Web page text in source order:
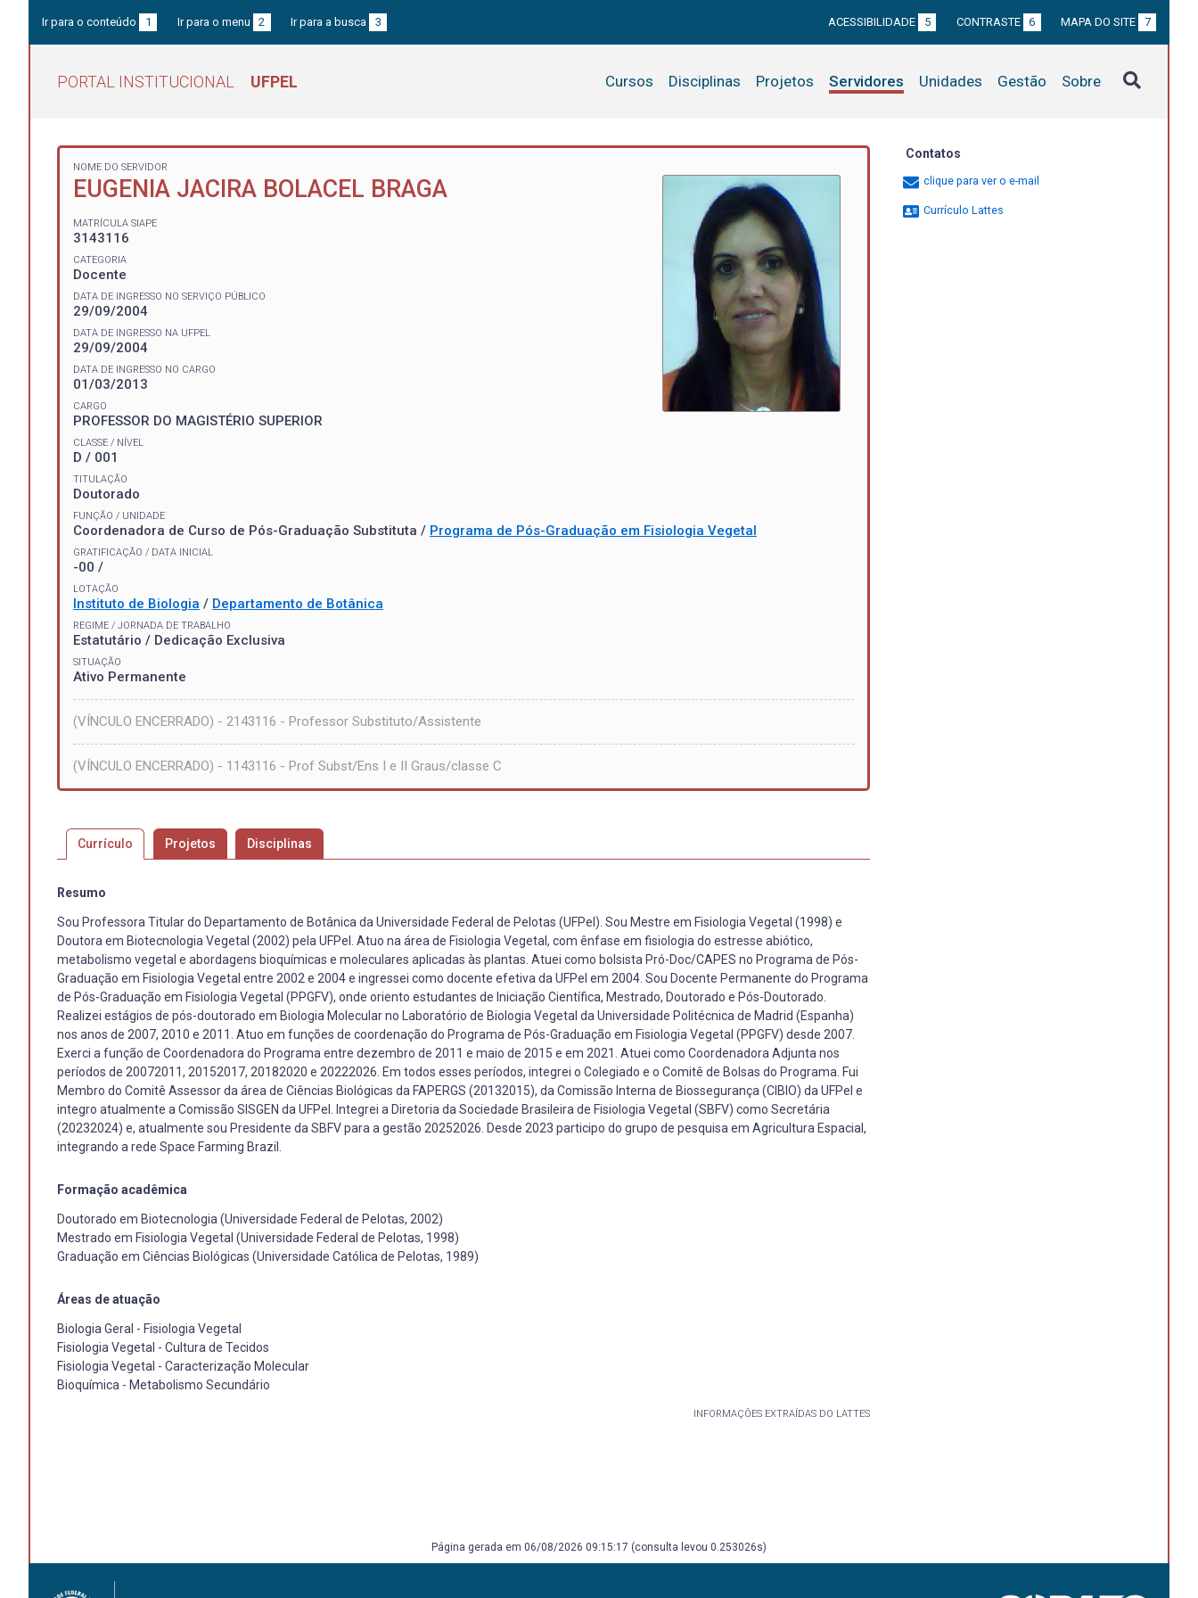
Ir para o conteúdo 1 Ir para o menu 2 Ir para a busca 3 ACESSIBILIDADE 5 CONTRASTE 6 MAPA DO SITE 7
PORTAL INSTITUCIONAL UFPEL Cursos Disciplinas Projetos Servidores Unidades Gestão Sobre
NOME DO SERVIDOR
EUGENIA JACIRA BOLACEL BRAGA
MATRÍCULA SIAPE
3143116
CATEGORIA
Docente
DATA DE INGRESSO NO SERVIÇO PÚBLICO
29/09/2004
DATA DE INGRESSO NA UFPEL
29/09/2004
DATA DE INGRESSO NO CARGO
01/03/2013
CARGO
PROFESSOR DO MAGISTÉRIO SUPERIOR
CLASSE / NÍVEL
D / 001
TITULAÇÃO
Doutorado
FUNÇÃO / UNIDADE
Coordenadora de Curso de Pós-Graduação Substituta / Programa de Pós-Graduação em Fisiologia Vegetal
GRATIFICAÇÃO / DATA INICIAL
-00 /
LOTAÇÃO
Instituto de Biologia / Departamento de Botânica
REGIME / JORNADA DE TRABALHO
Estatutário / Dedicação Exclusiva
SITUAÇÃO
Ativo Permanente
(VÍNCULO ENCERRADO) - 2143116 - Professor Substituto/Assistente
(VÍNCULO ENCERRADO) - 1143116 - Prof Subst/Ens I e II Graus/classe C
Currículo Projetos Disciplinas
Resumo
Sou Professora Titular do Departamento de Botânica da Universidade Federal de Pelotas (UFPel). Sou Mestre em Fisiologia Vegetal (1998) e
Doutora em Biotecnologia Vegetal (2002) pela UFPel. Atuo na área de Fisiologia Vegetal, com ênfase em fisiologia do estresse abiótico,
metabolismo vegetal e abordagens bioquímicas e moleculares aplicadas às plantas. Atuei como bolsista Pró-Doc/CAPES no Programa de Pós-
Graduação em Fisiologia Vegetal entre 2002 e 2004 e ingressei como docente efetiva da UFPel em 2004. Sou Docente Permanente do Programa
de Pós-Graduação em Fisiologia Vegetal (PPGFV), onde oriento estudantes de Iniciação Científica, Mestrado, Doutorado e Pós-Doutorado.
Realizei estágios de pós-doutorado em Biologia Molecular no Laboratório de Biologia Vegetal da Universidade Politécnica de Madrid (Espanha)
nos anos de 2007, 2010 e 2011. Atuo em funções de coordenação do Programa de Pós-Graduação em Fisiologia Vegetal (PPGFV) desde 2007.
Exerci a função de Coordenadora do Programa entre dezembro de 2011 e maio de 2015 e em 2021. Atuei como Coordenadora Adjunta nos
períodos de 20072011, 20152017, 20182020 e 20222026. Em todos esses períodos, integrei o Colegiado e o Comitê de Bolsas do Programa. Fui
Membro do Comitê Assessor da área de Ciências Biológicas da FAPERGS (20132015), da Comissão Interna de Biossegurança (CIBIO) da UFPel e
integro atualmente a Comissão SISGEN da UFPel. Integrei a Diretoria da Sociedade Brasileira de Fisiologia Vegetal (SBFV) como Secretária
(20232024) e, atualmente sou Presidente da SBFV para a gestão 20252026. Desde 2023 participo do grupo de pesquisa em Agricultura Espacial,
integrando a rede Space Farming Brazil.
Formação acadêmica
Doutorado em Biotecnologia (Universidade Federal de Pelotas, 2002)
Mestrado em Fisiologia Vegetal (Universidade Federal de Pelotas, 1998)
Graduação em Ciências Biológicas (Universidade Católica de Pelotas, 1989)
Áreas de atuação
Biologia Geral - Fisiologia Vegetal
Fisiologia Vegetal - Cultura de Tecidos
Fisiologia Vegetal - Caracterização Molecular
Bioquímica - Metabolismo Secundário
INFORMAÇÕES EXTRAÍDAS DO LATTES
Contatos
clique para ver o e-mail
Currículo Lattes
Página gerada em 06/08/2026 09:15:17 (consulta levou 0.253026s)